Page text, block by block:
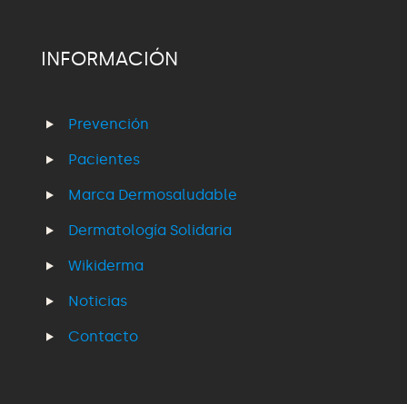
INFORMACIÓN
Prevención
Pacientes
Marca Dermosaludable
Dermatología Solidaria
Wikiderma
Noticias
Contacto